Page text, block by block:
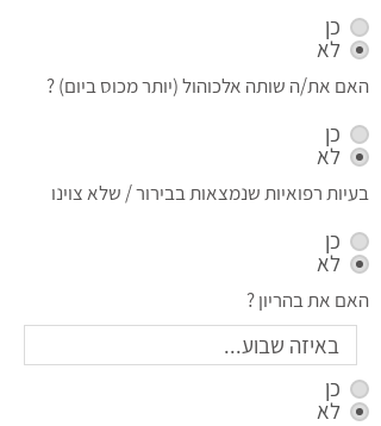
כן
לא
האם את/ה שותה אלכוהול (יותר מכוס ביום) ?
כן
לא
בעיות רפואיות שנמצאות בבירור / שלא צוינו
כן
לא
האם את בהריון ?
כן
לא